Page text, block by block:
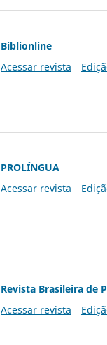
Biblionline
Acessar revista
PROLÍNGUA
Acessar revista
Revista Brasileira de
Acessar revista